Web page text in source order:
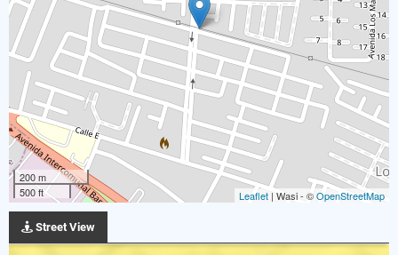
200 m
500 ft
Leaflet | Wasi - ©OpenStreetMap
Street View